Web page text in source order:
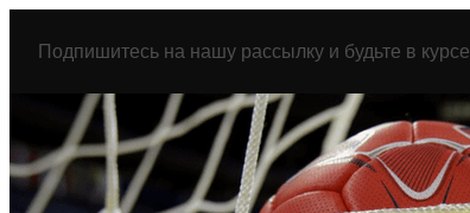
содержимому
Подпишитесь на нашу рассылку и будьте в